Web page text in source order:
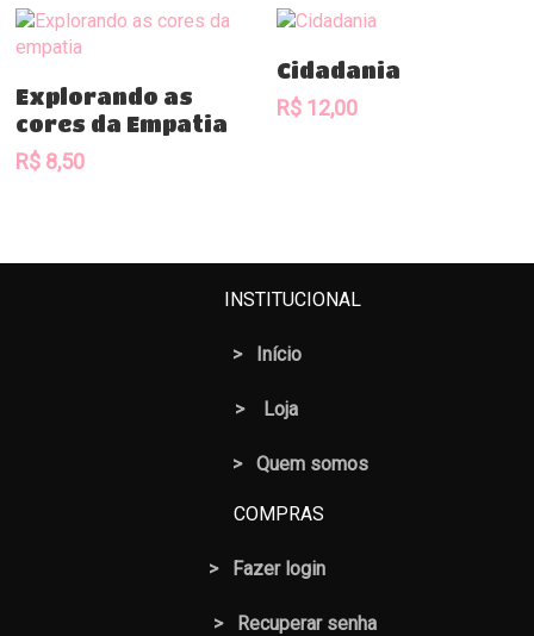
Comprar
Explorando as
cores da Empatia
R$ 8,50
Comprar
Cidadania
R$12,00
INSTITUCIONAL
> Início
> Loja
> Quem somos
COMPRAS
> Fazer login
> Recuperar senha